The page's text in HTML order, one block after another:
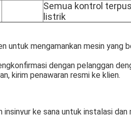
Semua kontrol
listrik
untuk mengamankan mesin yang
dengan pelanggan
kirim penawaran resmi ke klien.
ke sana untuk instalasi